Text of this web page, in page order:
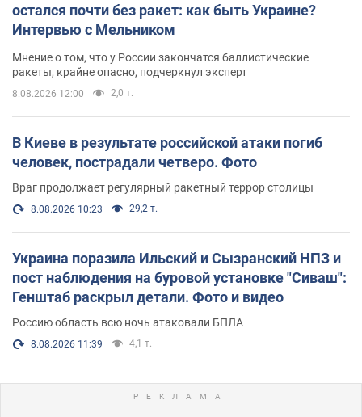
остался почти без ракет: как быть Украине?
Интервью с Мельником
Мнение о том, что у России закончатся баллистические
ракеты, крайне опасно, подчеркнул эксперт
8.08.2026 12:00 2,0 т.
В Киеве в результате российской атаки погиб
человек, пострадали четверо. Фото
Враг продолжает регулярный ракетный террор столицы
8.08.2026 10:23 29,2 т.
Украина поразила Ильский и Сызранский НПЗ и
пост наблюдения на буровой установке "Сиваш":
Генштаб раскрыл детали. Фото и видео
Россию область всю ночь атаковали БПЛА
8.08.2026 11:39 4,1 т.